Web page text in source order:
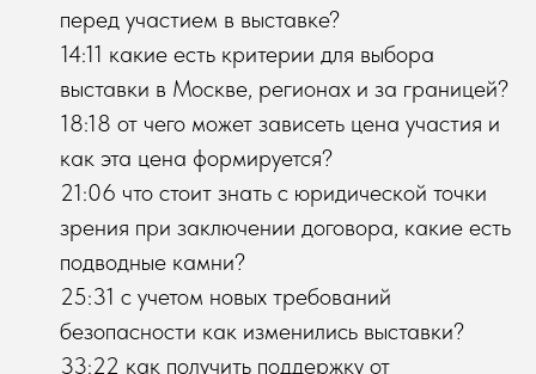
перед участием в выставке?
14:11 какие есть критерии для выбора
выставки в Москве, регионах и за границей?
18:18 от чего может зависеть цена участия и
как эта цена формируется?
21:06 что стоит знать с юридической точки
зрения при заключении договора, какие есть
подводные камни?
25:31 с учетом новых требований
безопасности как изменились выставки?
33:22 как получить поддержку от